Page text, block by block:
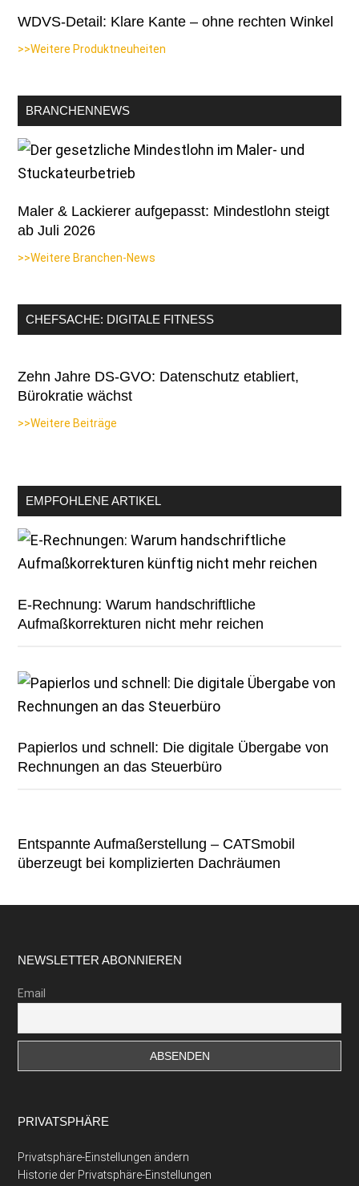
WDVS-Detail: Klare Kante – ohne rechten Winkel
>>Weitere Produktneuheiten
BRANCHENNEWS
Maler & Lackierer aufgepasst: Mindestlohn steigt
ab Juli 2026
>>Weitere Branchen-News
CHEFSACHE: DIGITALE FITNESS
Zehn Jahre DS-GVO: Datenschutz etabliert,
Bürokratie wächst
>>Weitere Beiträge
EMPFOHLENE ARTIKEL
E-Rechnung: Warum handschriftliche
Aufmaßkorrekturen nicht mehr reichen
Papierlos und schnell: Die digitale Übergabe von
Rechnungen an das Steuerbüro
Entspannte Aufmaßerstellung – CATSmobil
überzeugt bei komplizierten Dachräumen
Footer
NEWSLETTER ABONNIEREN
Email
PRIVATSPHÄRE
Privatsphäre-Einstellungen ändern
Historie der Privatsphäre-Einstellungen